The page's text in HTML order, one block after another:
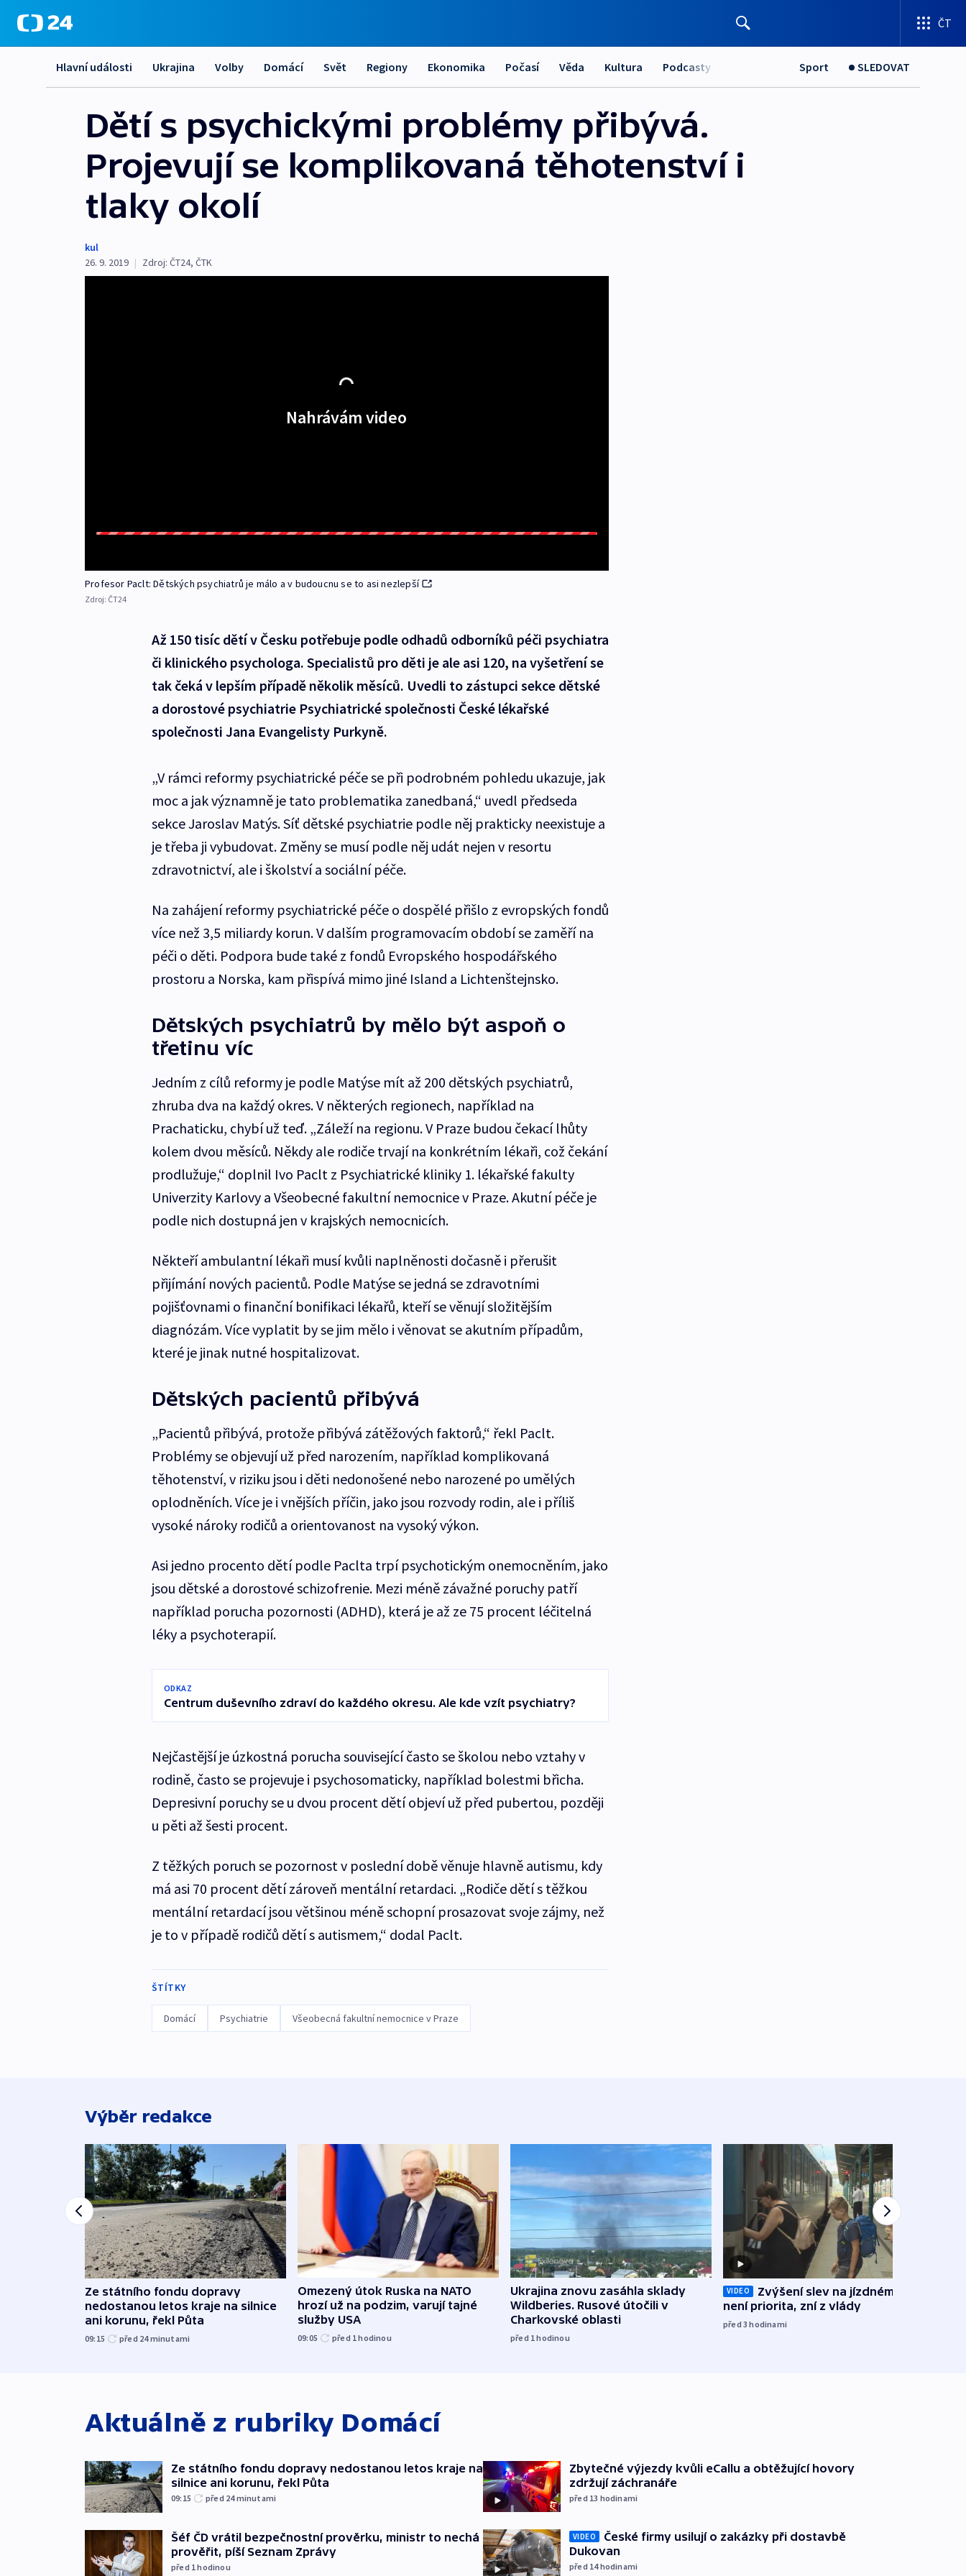
ČT
Hlavní události Ukrajina Volby Domácí Svět Regiony Ekonomika Počasí Věda Kultura Podcasty Sport SLEDOVAT
Dětí s psychickými problémy přibývá.
Projevují se komplikovaná těhotenství i
tlaky okolí
kul
26. 9. 2019 | Zdroj: ČT24, ČTK
Nahrávám video
Profesor Paclt: Dětských psychiatrů je málo a v budoucnu se to asi nezlepší
Zdroj: ČT24
Až 150 tisíc dětí v Česku potřebuje podle odhadů odborníků péči psychiatra
či klinického psychologa. Specialistů pro děti je ale asi 120, na vyšetření se
tak čeká v lepším případě několik měsíců. Uvedli to zástupci sekce dětské
a dorostové psychiatrie Psychiatrické společnosti České lékařské
společnosti Jana Evangelisty Purkyně.
„V rámci reformy psychiatrické péče se při podrobném pohledu ukazuje, jak
moc a jak významně je tato problematika zanedbaná,“ uvedl předseda
sekce Jaroslav Matýs. Síť dětské psychiatrie podle něj prakticky neexistuje a
je třeba ji vybudovat. Změny se musí podle něj udát nejen v resortu
zdravotnictví, ale i školství a sociální péče.
Na zahájení reformy psychiatrické péče o dospělé přišlo z evropských fondů
více než 3,5 miliardy korun. V dalším programovacím období se zaměří na
péči o děti. Podpora bude také z fondů Evropského hospodářského
prostoru a Norska, kam přispívá mimo jiné Island a Lichtenštejnsko.
Dětských psychiatrů by mělo být aspoň o
třetinu víc
Jedním z cílů reformy je podle Matýse mít až 200 dětských psychiatrů,
zhruba dva na každý okres. V některých regionech, například na
Prachaticku, chybí už teď. „Záleží na regionu. V Praze budou čekací lhůty
kolem dvou měsíců. Někdy ale rodiče trvají na konkrétním lékaři, což čekání
prodlužuje,“ doplnil Ivo Paclt z Psychiatrické kliniky 1. lékařské fakulty
Univerzity Karlovy a Všeobecné fakultní nemocnice v Praze. Akutní péče je
podle nich dostupná jen v krajských nemocnicích.
Někteří ambulantní lékaři musí kvůli naplněnosti dočasně i přerušit
přijímání nových pacientů. Podle Matýse se jedná se zdravotními
pojišťovnami o finanční bonifikaci lékařů, kteří se věnují složitějším
diagnózám. Více vyplatit by se jim mělo i věnovat se akutním případům,
které je jinak nutné hospitalizovat.
Dětských pacientů přibývá
„Pacientů přibývá, protože přibývá zátěžových faktorů,“ řekl Paclt.
Problémy se objevují už před narozením, například komplikovaná
těhotenství, v riziku jsou i děti nedonošené nebo narozené po umělých
oplodněních. Více je i vnějších příčin, jako jsou rozvody rodin, ale i příliš
vysoké nároky rodičů a orientovanost na vysoký výkon.
Asi jedno procento dětí podle Paclta trpí psychotickým onemocněním, jako
jsou dětské a dorostové schizofrenie. Mezi méně závažné poruchy patří
například porucha pozornosti (ADHD), která je až ze 75 procent léčitelná
léky a psychoterapií.
ODKAZ
Centrum duševního zdraví do každého okresu. Ale kde vzít psychiatry?
Nejčastější je úzkostná porucha související často se školou nebo vztahy v
rodině, často se projevuje i psychosomaticky, například bolestmi břicha.
Depresivní poruchy se u dvou procent dětí objeví už před pubertou, později
u pěti až šesti procent.
Z těžkých poruch se pozornost v poslední době věnuje hlavně autismu, kdy
má asi 70 procent dětí zároveň mentální retardaci. „Rodiče dětí s těžkou
mentální retardací jsou většinou méně schopní prosazovat svoje zájmy, než
je to v případě rodičů dětí s autismem,“ dodal Paclt.
ŠTÍTKY
Domácí Psychiatrie Všeobecná fakultní nemocnice v Praze
Výběr redakce
Ze státního fondu dopravy
nedostanou letos kraje na silnice
ani korunu, řekl Půta
09:15 před 24minutami
Omezený útok Ruska na NATO
hrozí už na podzim, varují tajné
služby USA
09:05 před 1hodinou
Ukrajina znovu zasáhla sklady
Wildberies. Rusové útočili v
Charkovské oblasti
před 1hodinou
VIDEO
Zvýšení slev na jízdném teď
není priorita, zní z vlády
před 3hodinami
Aktuálně z rubriky Domácí
Ze státního fondu dopravy nedostanou letos kraje na
silnice ani korunu, řekl Půta
09:15 před 24minutami
Šéf ČD vrátil bezpečnostní prověrku, ministr to nechá
prověřit, píší Seznam Zprávy
před 1hodinou
Zbytečné výjezdy kvůli eCallu a obtěžující hovory
zdržují záchranáře
před 13 hodinami
VIDEO
České firmy usilují o zakázky při dostavbě
Dukovan
před 14hodinami